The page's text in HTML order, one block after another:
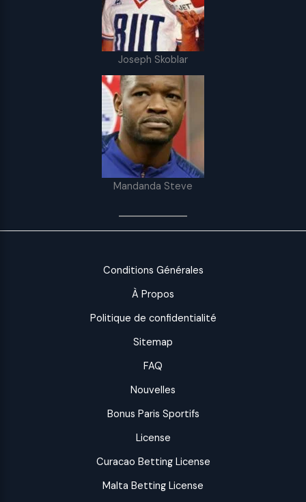
Joseph Skoblar
Mandanda Steve
Conditions Générales
À Propos
Politique de confidentialité
Sitemap
FAQ
Nouvelles
Bonus Paris Sportifs
License
Curacao Betting License
Malta Betting License